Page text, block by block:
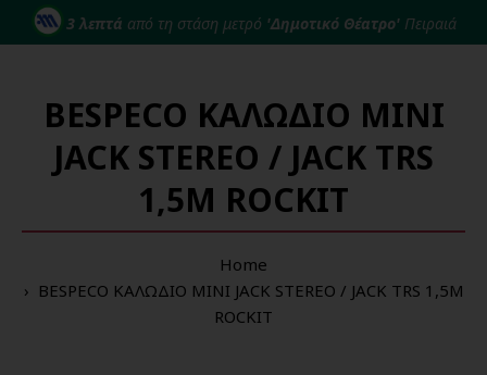
3 λεπτά από τη στάση μετρό 'Δημοτικό Θέατρο'Πειραιά
BESPECO ΚΑΛΩΔΙΟ MINI
JACK STEREO / JACK TRS
1,5M ROCKIT
Home
BESPECO ΚΑΛΩΔΙΟ MINI JACK STEREO / JACK TRS 1,5M
ROCKIT